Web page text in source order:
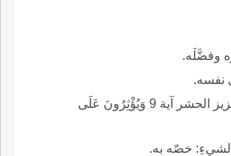
وفضَّلَه.
نفسه.
وفي التنزيل العزيز الحشر آية 9 وَيُؤْثِرُونَ عَلَى
خصّه به.